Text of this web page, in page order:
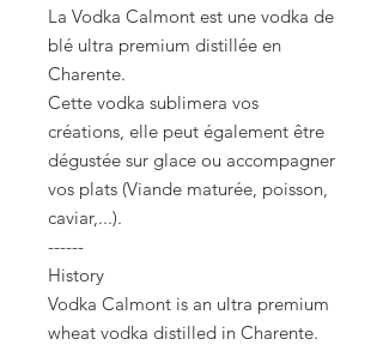
La Vodka Calmont est une vodka de
blé ultra premium distillée en
Charente.
Cette vodka sublimera vos
créations, elle peut également être
dégustée sur glace ou accompagner
vos plats (Viande maturée, poisson,
caviar,...).
------
History
Vodka Calmont is an ultra premium
wheat vodka distilled in Charente.